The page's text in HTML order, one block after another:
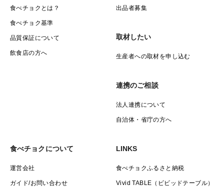
食べチョクとは？
食べチョク基準
品質保証について
飲食店の方へ
出品者募集
取材したい
生産者への取材を申し込む
連携のご相談
法人連携について
自治体・省庁の方へ
食べチョクについて
運営会社
ガイド/お問い合わせ
LINKS
食べチョクふるさと納税
Vivid TABLE（ビビッドテーブル）